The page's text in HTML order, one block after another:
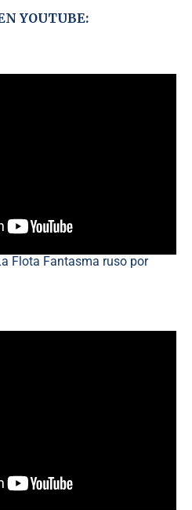
YOUTUBE:
Flota Fantasma ruso por